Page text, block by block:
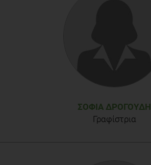
ΣΟΦΊΑ ΔΡΟΓΟΎΔΗ
Γραφίστρια